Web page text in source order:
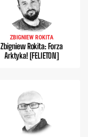
ZBIGNIEW ROKITA
Zbigniew Rokita: Forza
Arktyka! [FELIETON]